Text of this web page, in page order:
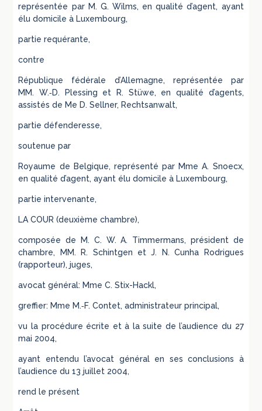
représentée par M. G. Wilms, en qualité d’agent, ayant
élu domicile à Luxembourg,
partie requérante,
contre
République fédérale d’Allemagne, représentée par
MM. W.‑D. Plessing et R. Stüwe, en qualité d’agents,
assistés de Me D. Sellner, Rechtsanwalt,
partie défenderesse,
soutenue par
Royaume de Belgique, représenté par Mme A. Snoecx,
en qualité d’agent, ayant élu domicile à Luxembourg,
partie intervenante,
LA COUR (deuxième chambre),
composée de M. C. W. A. Timmermans, président de
chambre, MM. R. Schintgen et J. N. Cunha Rodrigues
(rapporteur), juges,
avocat général: Mme C. Stix-Hackl,
greffier: Mme M.‑F. Contet, administrateur principal,
vu la procédure écrite et à la suite de l’audience du 27
mai 2004,
ayant entendu l’avocat général en ses conclusions à
l’audience du 13 juillet 2004,
rend le présent